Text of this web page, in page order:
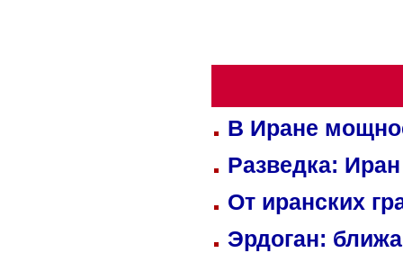
В Иране
Разведка:
От иранских
Эрдоган: